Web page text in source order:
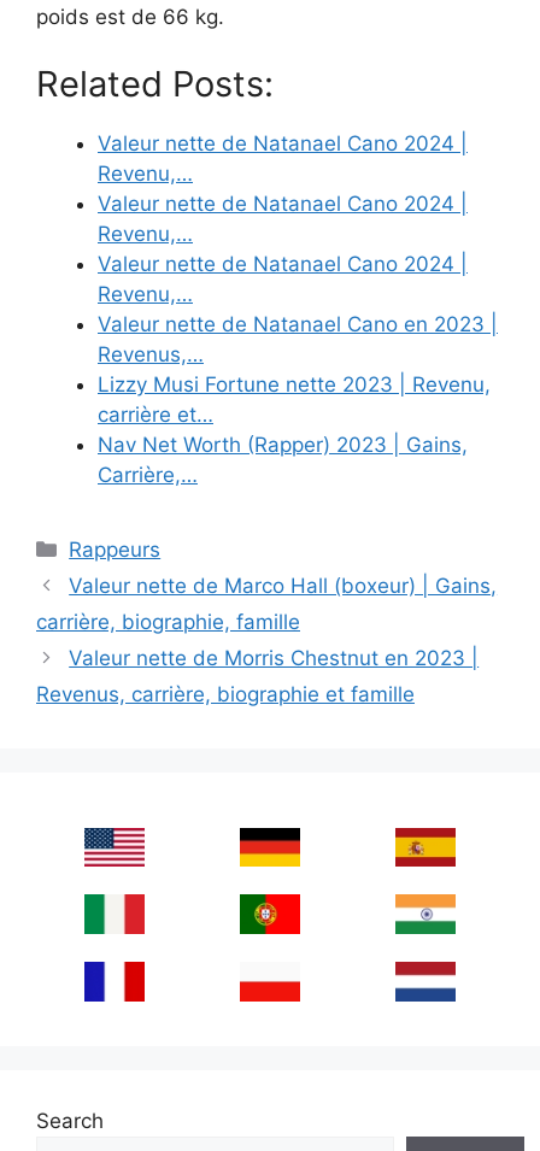
poids est de 66 kg.
Related Posts:
Valeur nette de Natanael Cano 2024 |
Revenu,…
Valeur nette de Natanael Cano 2024 |
Revenu,…
Valeur nette de Natanael Cano 2024 |
Revenu,…
Valeur nette de Natanael Cano en 2023 |
Revenus,…
Lizzy Musi Fortune nette 2023 | Revenu,
carrière et…
Nav Net Worth (Rapper) 2023 | Gains,
Carrière,…
Categories
Rappeurs
Valeur nette de Marco Hall (boxeur) | Gains,
carrière, biographie, famille
Valeur nette de Morris Chestnut en 2023 |
Revenus, carrière, biographie et famille
Search